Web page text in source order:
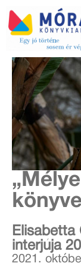
Elisabetta
interjúja
2021.